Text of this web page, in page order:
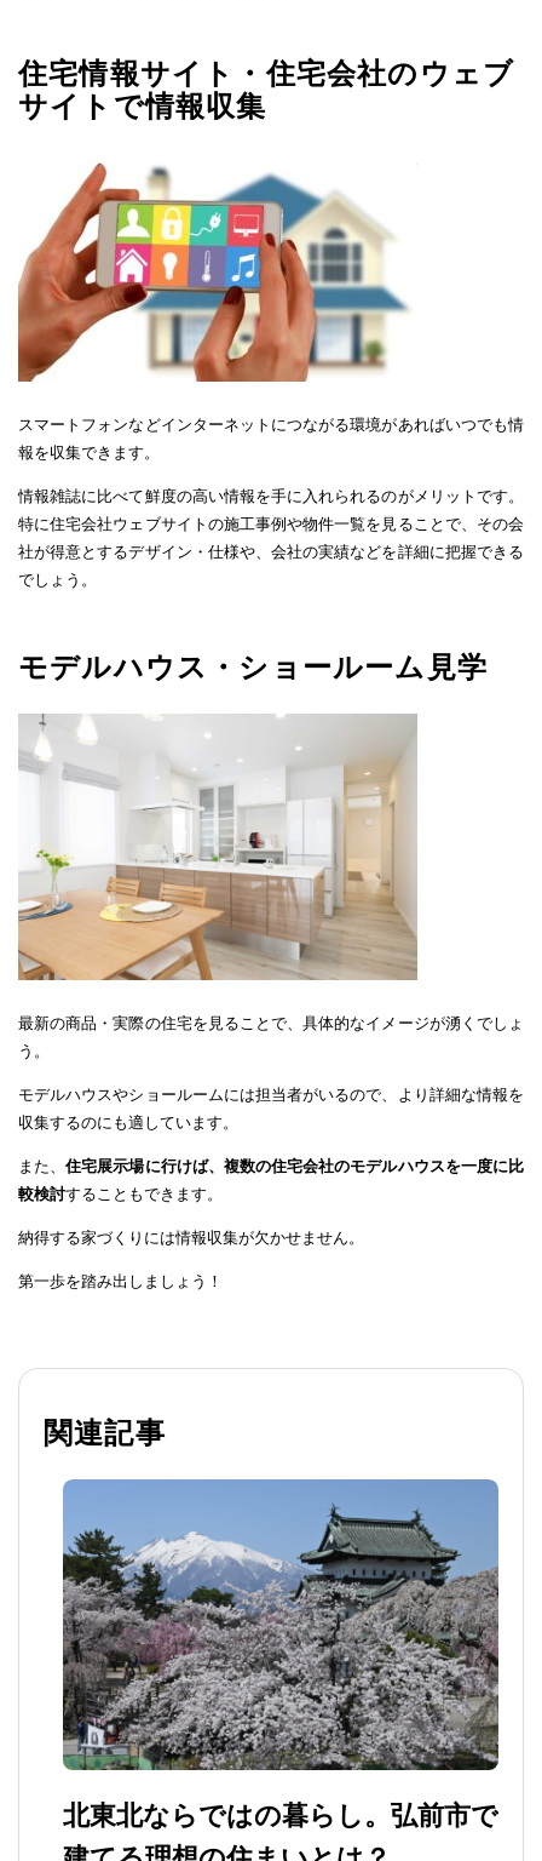
住宅情報サイト・住宅会社のウェブ
サイトで情報収集
スマートフォンなどインターネットにつながる環境があればいつでも情
報を収集できます。
情報雑誌に比べて鮮度の高い情報を手に入れられるのがメリットです。
特に住宅会社ウェブサイトの施工事例や物件一覧を見ることで、その会
社が得意とするデザイン・仕様や、会社の実績などを詳細に把握できる
でしょう。
モデルハウス・ショールーム見学
最新の商品・実際の住宅を見ることで、具体的なイメージが湧くでしょ
う。
モデルハウスやショールームには担当者がいるので、より詳細な情報を
収集するのにも適しています。
また、住宅展示場に行けば、複数の住宅会社のモデルハウスを一度に比
較検討することもできます。
納得する家づくりには情報収集が欠かせません。
第一歩を踏み出しましょう！
関連記事
北東北ならではの暮らし。弘前市で